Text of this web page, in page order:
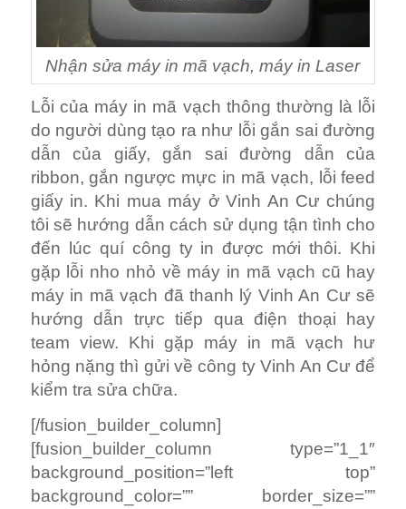
Nhận sửa máy in mã vạch, máy in Laser
Lỗi của máy in mã vạch thông thường là lỗi
do người dùng tạo ra như lỗi gắn sai đường
dẫn của giấy, gắn sai đường dẫn của
ribbon, gắn ngược mực in mã vạch, lỗi feed
giấy in. Khi mua máy ở Vinh An Cư chúng
tôi sẽ hướng dẫn cách sử dụng tận tình cho
đến lúc quí công ty in được mới thôi. Khi
gặp lỗi nho nhỏ về máy in mã vạch cũ hay
máy in mã vạch đã thanh lý Vinh An Cư sẽ
hướng dẫn trực tiếp qua điện thoại hay
team view. Khi gặp máy in mã vạch hư
hỏng nặng thì gửi về công ty Vinh An Cư để
kiểm tra sửa chữa.
[/fusion_builder_column]
[fusion_builder_column type=”1_1″
background_position=”left top”
background_color=”” border_size=””